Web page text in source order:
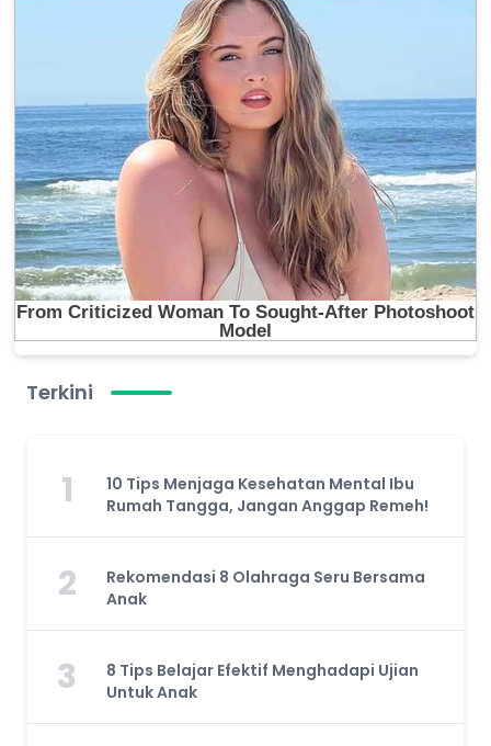
Terkini
1
10 Tips Menjaga Kesehatan Mental Ibu
Rumah Tangga, Jangan Anggap Remeh!
2
Rekomendasi 8 Olahraga Seru Bersama
Anak
3
8 Tips Belajar Efektif Menghadapi Ujian
Untuk Anak